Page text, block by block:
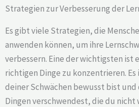
Strategien zur Verbesserung der
Es gibt viele Strategien, die
anwenden können, um ihre
verbessern. Eine der wichtigsten ist
richtigen Dinge zu konzentrieren.
deiner Schwächen bewusst bist
Dingen verschwendest, die du